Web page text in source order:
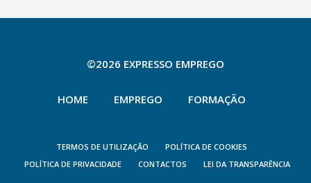
©2026 EXPRESSO EMPREGO
HOME EMPREGO FORMAÇÃO
TERMOS DE UTILIZAÇÃO
POLÍTICA DE COOKIES
POLÍTICA DE PRIVACIDADE
CONTACTOS LEI DA TRANSPARÊNCIA